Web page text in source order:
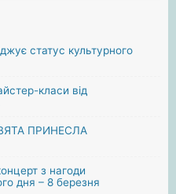
статус культурного
класи від
ПРИНЕСЛА
з нагоди
дня – 8 березня